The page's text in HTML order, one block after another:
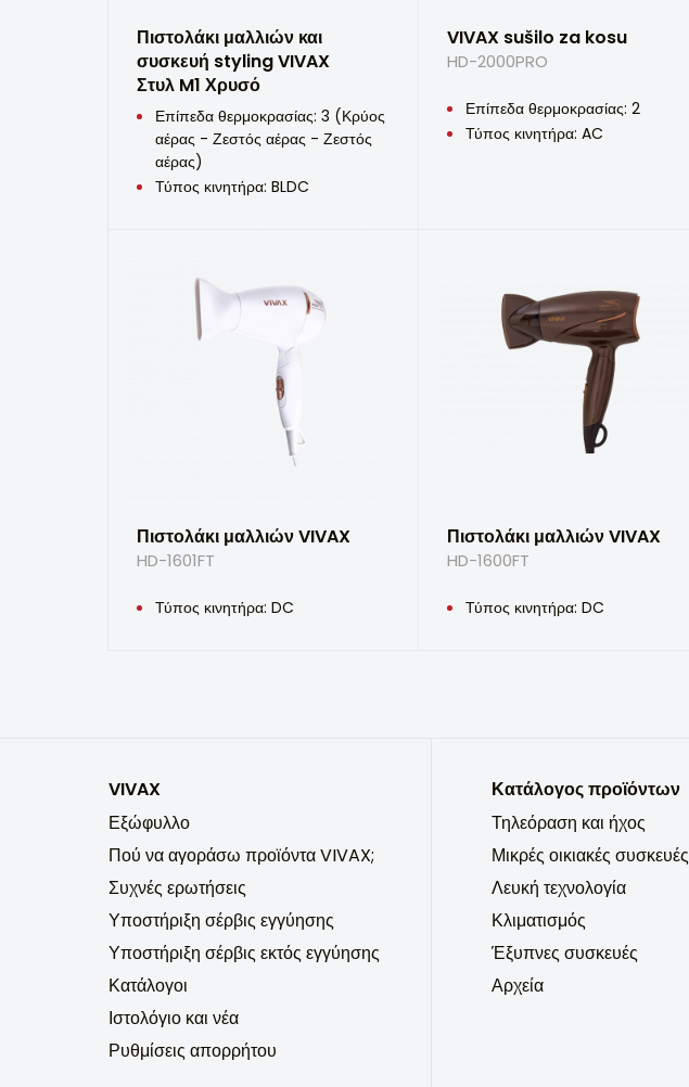
Πιστολάκι μαλλιών και
συσκευή styling VIVAX
Στυλ M1 Χρυσό
Επίπεδα θερμοκρασίας: 3 (Κρύος
αέρας - Ζεστός αέρας - Ζεστός
αέρας)
Τύπος κινητήρα: BLDC
VIVAX sušilo za kosu
HD-2000PRO
Επίπεδα θερμοκρασίας: 2
Τύπος κινητήρα: AC
Πιστολάκι μαλλιών VIVAX
HD-1601FT
Τύπος κινητήρα: DC
Πιστολάκι μαλλιών VIVAX
HD-1600FT
Τύπος κινητήρα: DC
VIVAX
Εξώφυλλο
Πού να αγοράσω προϊόντα VIVAX;
Συχνές ερωτήσεις
Υποστήριξη σέρβις εγγύησης
Υποστήριξη σέρβις εκτός εγγύησης
Κατάλογοι
Ιστολόγιο και νέα
Ρυθμίσεις απορρήτου
Κατάλογος προϊόντων
Τηλεόραση και ήχος
Μικρές οικιακές συσκευές
Λευκή τεχνολογία
Κλιματισμός
Έξυπνες συσκευές
Αρχεία